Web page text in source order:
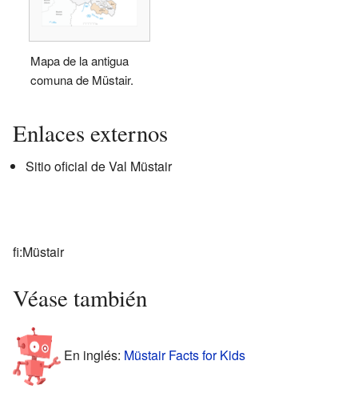
Mapa de la antigua
comuna de Müstair.
Enlaces externos
Sitio oficial de Val Müstair
fi:Müstair
Véase también
En inglés: Müstair Facts for Kids